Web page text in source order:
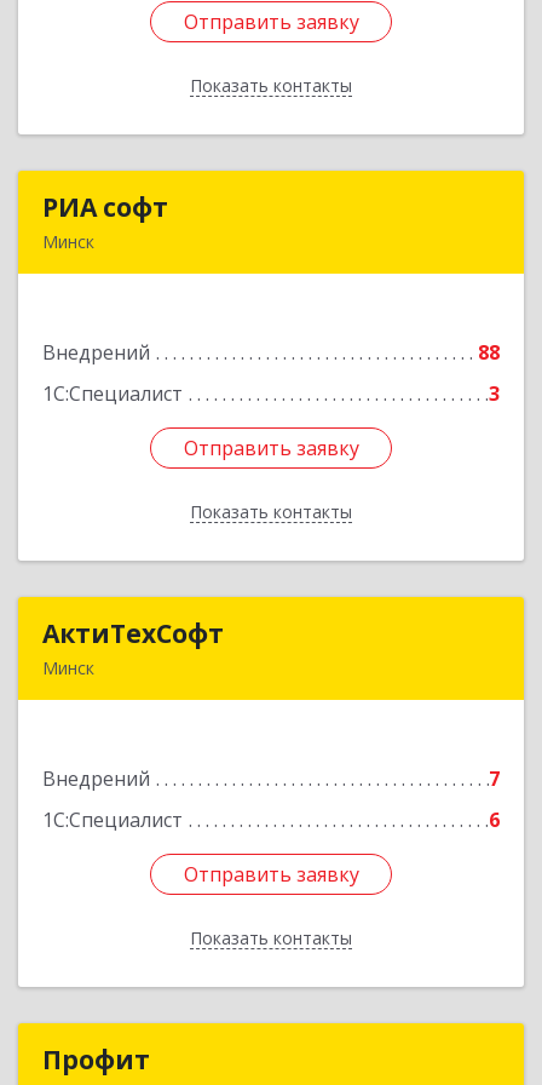
Отправить заявку
Показать контакты
Отправить заявку
Назад
РИА софт
Минск
Внедрений
88
1С:Специалист
3
Отправить заявку
Показать контакты
Подробнее
Отправить заявку
Назад
АктиТехСофт
Минск
Внедрений
7
1С:Специалист
6
Отправить заявку
Показать контакты
Подробнее
Отправить заявку
Назад
Профит